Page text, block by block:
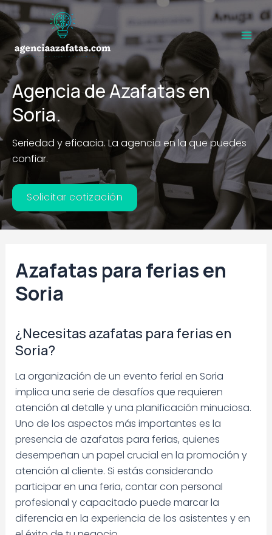
Ir
al
contenido
Main
Agencia de Azafatas en
Soria.
Seriedad y eficacia. La agencia en la que puedes
confiar.
Solicitar cotización
Azafatas para ferias en
Soria
¿Necesitas azafatas para ferias en
Soria?
La organización de un evento ferial en Soria
implica una serie de desafíos que requieren
atención al detalle y una planificación minuciosa.
Uno de los aspectos más importantes es la
presencia de azafatas para ferias, quienes
desempeñan un papel crucial en la promoción y
atención al cliente. Si estás considerando
participar en una feria, contar con personal
profesional y capacitado puede marcar la
diferencia en la experiencia de los asistentes y en